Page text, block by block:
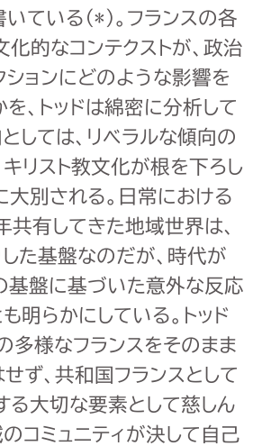
いている（*）。フランスの各
的なコンテクストが、政治
ションにどのような影響を
、トッドは綿密に分析して
しては、リベラルな傾向の
リスト教文化が根を下ろし
大別される。日常における
共有してきた地域世界は、
た基盤なのだが、時代が
基盤に基づいた意外な反応
明らかにしている。トッド
多様なフランスをそのまま
ず、共和国フランスとして
る大切な要素として慈しん
コミュニティが決して自己